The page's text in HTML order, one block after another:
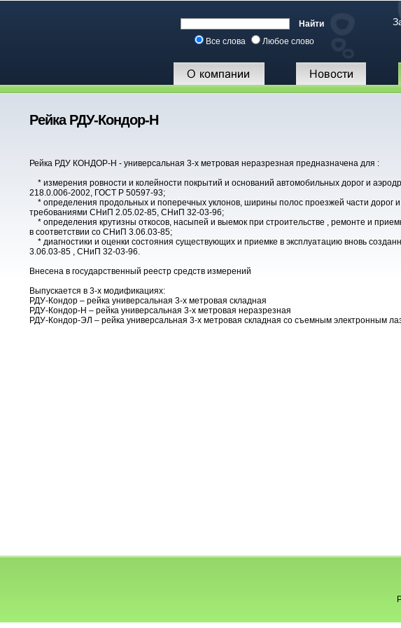
Все слова Любое слово
Рейка РДУ-Кондор-Н
Рейка РДУ КОНДОР-Н - универсальная 3-х метровая неразрезная предназначена для :
* измерения ровности и колейности покрытий и оснований автомобильных дорог и
218.0.006-2002, ГОСТ Р 50597-93;
* определения продольных и поперечных уклонов, ширины полос проезжей части дорог
требованиями СНиП 2.05.02-85, СНиП 32-03-96;
* определения крутизны откосов, насыпей и выемок при строительстве , ремонте и
в соответствии со СНиП 3.06.03-85;
* диагностики и оценки состояния существующих и приемке в эксплуатацию вновь
3.06.03-85 , СНиП 32-03-96.
Внесена в государственный реестр средств измерений
Выпускается в 3-х модификациях:
РДУ-Кондор – рейка универсальная 3-х метровая складная
РДУ-Кондор-Н – рейка универсальная 3-х метровая неразрезная
РДУ-Кондор-ЭЛ – рейка универсальная 3-х метровая складная со съемным электронным